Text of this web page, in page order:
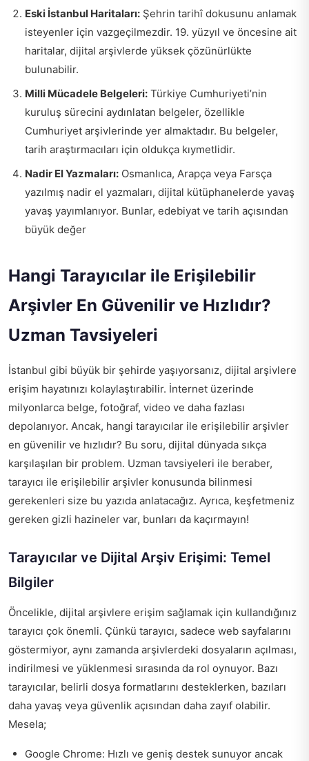
Eski İstanbul Haritaları: Şehrin tarihî dokusunu anlamak
isteyenler için vazgeçilmezdir. 19. yüzyıl ve öncesine ait
haritalar, dijital arşivlerde yüksek çözünürlükte
bulunabilir.
Milli Mücadele Belgeleri: Türkiye Cumhuriyeti’nin
kuruluş sürecini aydınlatan belgeler, özellikle
Cumhuriyet arşivlerinde yer almaktadır. Bu belgeler,
tarih araştırmacıları için oldukça kıymetlidir.
Nadir El Yazmaları: Osmanlıca, Arapça veya Farsça
yazılmış nadir el yazmaları, dijital kütüphanelerde yavaş
yavaş yayımlanıyor. Bunlar, edebiyat ve tarih açısından
büyük değer
Hangi Tarayıcılar ile Erişilebilir
Arşivler En Güvenilir ve Hızlıdır?
Uzman Tavsiyeleri
İstanbul gibi büyük bir şehirde yaşıyorsanız, dijital arşivlere
erişim hayatınızı kolaylaştırabilir. İnternet üzerinde
milyonlarca belge, fotoğraf, video ve daha fazlası
depolanıyor. Ancak, hangi tarayıcılar ile erişilebilir arşivler
en güvenilir ve hızlıdır? Bu soru, dijital dünyada sıkça
karşılaşılan bir problem. Uzman tavsiyeleri ile beraber,
tarayıcı ile erişilebilir arşivler konusunda bilinmesi
gerekenleri size bu yazıda anlatacağız. Ayrıca, keşfetmeniz
gereken gizli hazineler var, bunları da kaçırmayın!
Tarayıcılar ve Dijital Arşiv Erişimi: Temel
Bilgiler
Öncelikle, dijital arşivlere erişim sağlamak için kullandığınız
tarayıcı çok önemli. Çünkü tarayıcı, sadece web sayfalarını
göstermiyor, aynı zamanda arşivlerdeki dosyaların açılması,
indirilmesi ve yüklenmesi sırasında da rol oynuyor. Bazı
tarayıcılar, belirli dosya formatlarını desteklerken, bazıları
daha yavaş veya güvenlik açısından daha zayıf olabilir.
Mesela;
Google Chrome: Hızlı ve geniş destek sunuyor ancak